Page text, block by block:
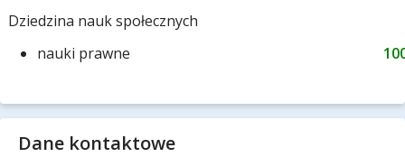
Dziedzina nauk społecznych
nauki prawne
Dane kontaktowe